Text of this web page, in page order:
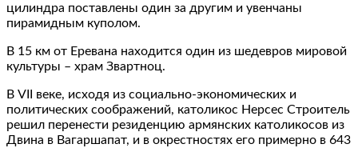
цилиндра поставлены один за другим и увенчаны
пирамидным куполом.
В 15 км от Еревана находится один из шедевров мировой
культуры – храм Звартноц.
В VII веке, исходя из социально-экономических и
политических соображений, католикос Нерсес Строитель
решил перенести резиденцию армянских католикосов из
Двина в Вагаршапат, и в окрестностях его примерно в 643